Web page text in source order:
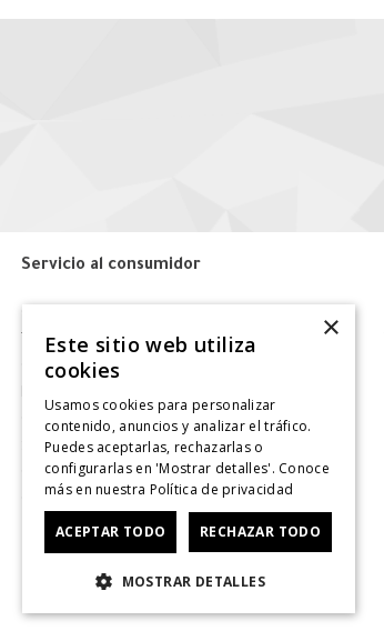
Servicio al consumidor
Tiendas
Contáctanos
Giftcard
Solicitar Factura
CyberDay
×
Este sitio web utiliza
cookies
Usamos cookies para personalizar
contenido, anuncios y analizar el tráfico.
Puedes aceptarlas, rechazarlas o
configurarlas en 'Mostrar detalles'. Conoce
más en nuestra Política de privacidad
ACEPTAR TODO RECHAZAR TODO
MOSTRAR DETALLES